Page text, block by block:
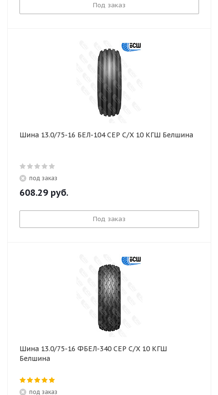
Под заказ
Шина 13.0/75-16 БЕЛ-104 СЕР С/Х 10 КГШ Белшина
под заказ
608.29 руб.
Под заказ
Шина 13.0/75-16 ФБЕЛ-340 СЕР С/Х 10 КГШ
Белшина
под заказ